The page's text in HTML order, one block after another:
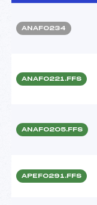
ANAF0234
ANAF0221.FFS
ANAF0205.FFS
APEF0291.FFS